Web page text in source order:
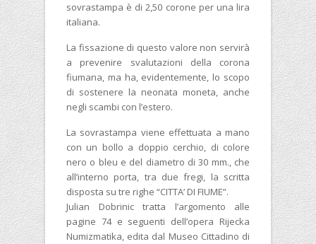
sovrastampa è di 2,50 corone per una lira
italiana.
La fissazione di questo valore non servirà
a prevenire svalutazioni della corona
fiumana, ma ha, evidentemente, lo scopo
di sostenere la neonata moneta, anche
negli scambi con l’estero.
La sovrastampa viene effettuata a mano
con un bollo a doppio cerchio, di colore
nero o bleu e del diametro di 30 mm., che
all’interno porta, tra due fregi, la scritta
disposta su tre righe “CITTA’ DI FIUME”.
Julian Dobrinic tratta l’argomento alle
pagine 74 e seguenti dell’opera Rijecka
Numizmatika, edita dal Museo Cittadino di